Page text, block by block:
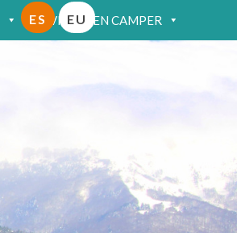
VIAJAR EN CAMPER
ES EU